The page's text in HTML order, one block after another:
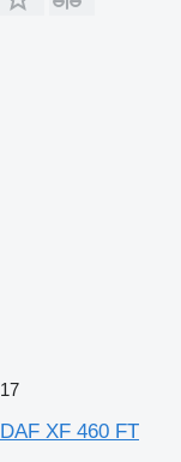
17
DAF XF 460 FT